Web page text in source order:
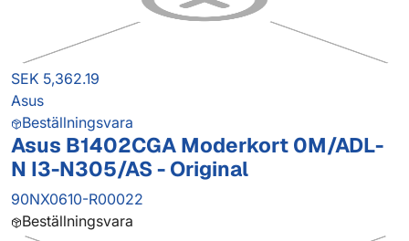
SEK 5,362.19
Asus
Beställningsvara
Asus B1402CGA Moderkort 0M/ADL-
N I3-N305/AS - Original
90NX0610-R00022
Beställningsvara